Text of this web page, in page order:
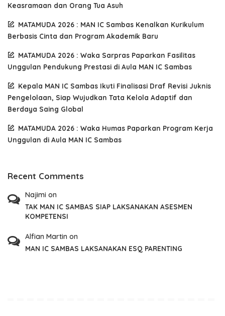
Keasramaan dan Orang Tua Asuh
MATAMUDA 2026 : MAN IC Sambas Kenalkan Kurikulum
Berbasis Cinta dan Program Akademik Baru
MATAMUDA 2026 : Waka Sarpras Paparkan Fasilitas
Unggulan Pendukung Prestasi di Aula MAN IC Sambas
Kepala MAN IC Sambas Ikuti Finalisasi Draf Revisi Juknis
Pengelolaan, Siap Wujudkan Tata Kelola Adaptif dan
Berdaya Saing Global
MATAMUDA 2026 : Waka Humas Paparkan Program Kerja
Unggulan di Aula MAN IC Sambas
Recent Comments
Najimi on
TAK MAN IC SAMBAS SIAP LAKSANAKAN ASESMEN
KOMPETENSI
Alfian Martin on
MAN IC SAMBAS LAKSANAKAN ESQ PARENTING